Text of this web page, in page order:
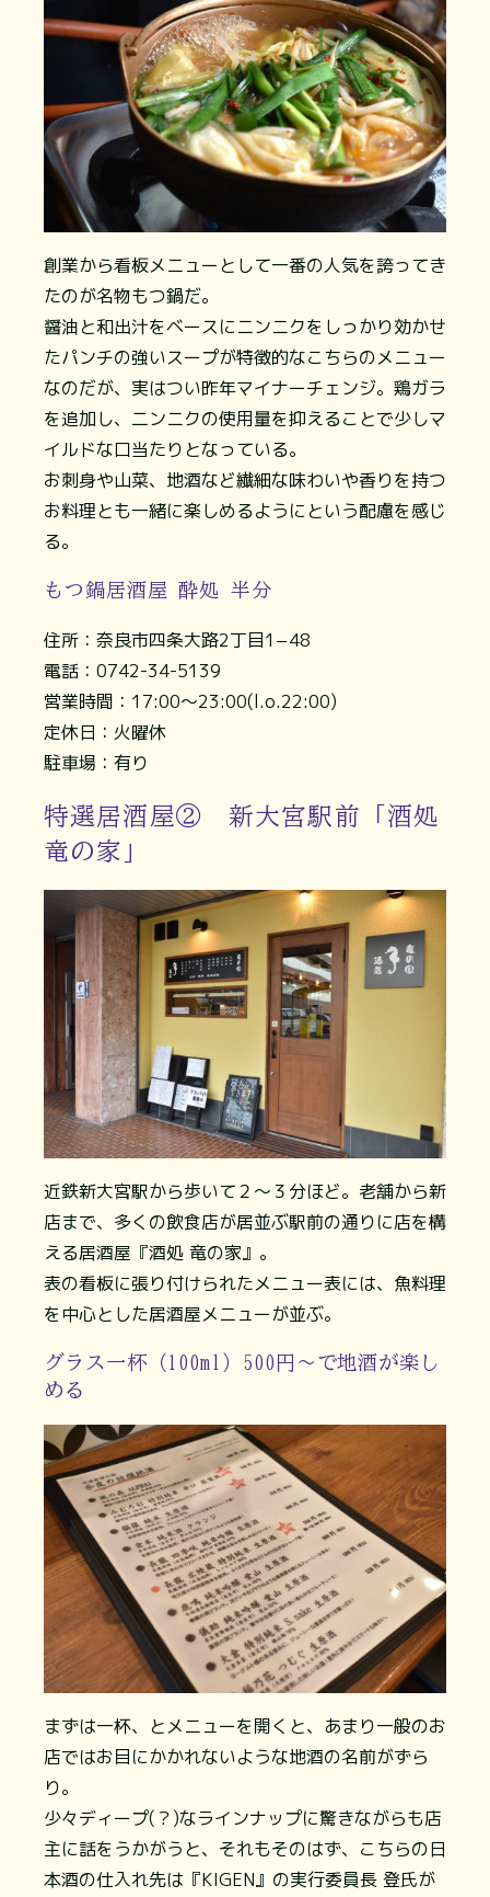
創業から看板メニューとして一番の人気を誇ってき
たのが名物もつ鍋だ。
醤油と和出汁をベースにニンニクをしっかり効かせ
たパンチの強いスープが特徴的なこちらのメニュー
なのだが、実はつい昨年マイナーチェンジ。鶏ガラ
を追加し、二ンニクの使用量を抑えることで少しマ
イルドな口当たりとなっている。
お刺身や山菜、地酒など繊細な味わいや香りを持つ
お料理とも一緒に楽しめるようにという配慮を感じ
る。
もつ鍋居酒屋 酔処 半分
住所：奈良市四条大路2丁目1−48
電話：0742-34-5139
営業時間：17:00〜23:00(l.o.22:00)
定休日：火曜休
駐車場：有り
特選居酒屋② 新大宮駅前「酒処
竜の家」
近鉄新大宮駅から歩いて２～３分ほど。老舗から新
店まで、多くの飲食店が居並ぶ駅前の通りに店を構
える居酒屋『酒処 竜の家』。
表の看板に張り付けられたメニュー表には、魚料理
を中心とした居酒屋メニューが並ぶ。
グラス一杯（100ml）500円～で地酒が楽し
める
まずは一杯、とメニューを開くと、あまり一般のお
店ではお目にかかれないような地酒の名前がずら
り。
少々ディープ(？)なラインナップに驚きながらも店
主に話をうかがうと、それもそのはず、こちらの日
本酒の仕入れ先は『KIGEN』の実行委員長 登氏が